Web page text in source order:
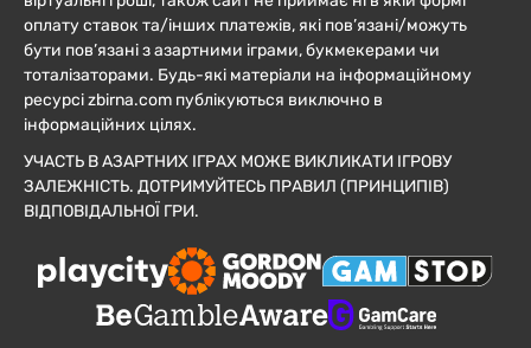
оплату ставок та/інших платежів, які пов’язані/можуть
бути пов’язані з азартними іграми, букмекерами чи
тоталізаторами. Будь-які матеріали на інформаційному
ресурсі zbirna.com публікуються виключно в
інформаційних цілях.
УЧАСТЬ В АЗАРТНИХ ІГРАХ МОЖЕ ВИКЛИКАТИ ІГРОВУ
ЗАЛЕЖНІСТЬ. ДОТРИМУЙТЕСЬ ПРАВИЛ (ПРИНЦИПІВ)
ВІДПОВІДАЛЬНОЇ ГРИ.